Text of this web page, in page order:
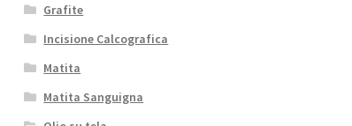
Grafite
Incisione Calcografica
Matita
Matita Sanguigna